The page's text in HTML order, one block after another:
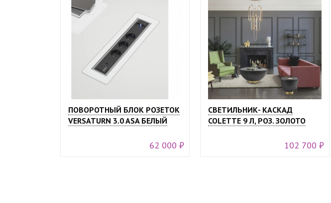
ПОВОРОТНЫЙ БЛОК РОЗЕТОК
VERSATURN 3.0 ASA БЕЛЫЙ
62 000 ₽
СВЕТИЛЬНИК- КАСКАД
COLETTE 9 Л, РОЗ. ЗОЛОТО
102 700 ₽